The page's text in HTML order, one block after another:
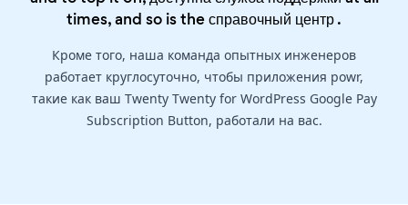
times, and so is theсправочный центр.
Кроме того, наша команда опытных инженеров
работает круглосуточно, чтобы приложения powr,
такие как ваш Twenty Twenty for WordPress Google Pay
Subscription Button, работали на вас.